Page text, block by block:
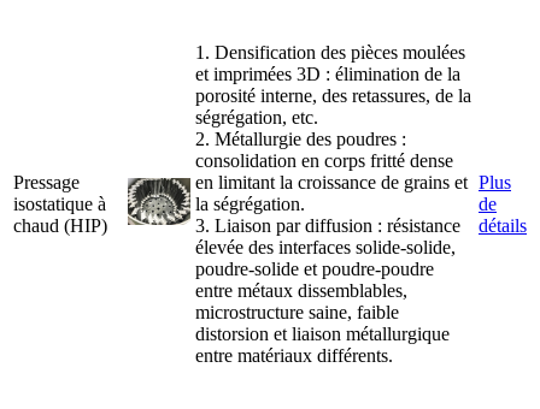
Pressage
isostatique à
chaud (HIP)
1. Densification des pièces moulées
et imprimées 3D : élimination de la
porosité interne, des retassures, de la
ségrégation, etc.
2. Métallurgie des poudres :
consolidation en corps fritté dense
en limitant la croissance de grains et
la ségrégation.
3. Liaison par diffusion : résistance
élevée des interfaces solide-solide,
poudre-solide et poudre-poudre
entre métaux dissemblables,
microstructure saine, faible
distorsion et liaison métallurgique
entre matériaux différents.
Plus
de
détails